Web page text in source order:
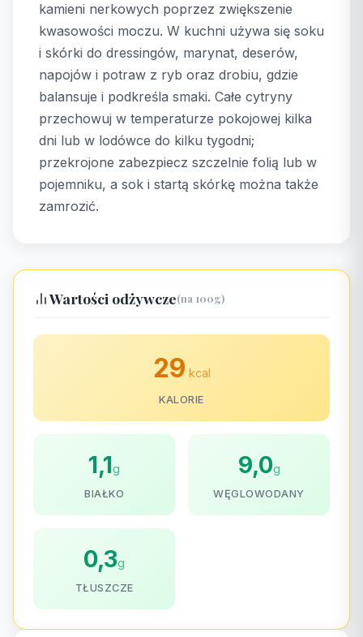
kamieni nerkowych poprzez zwiększenie
kwasowości moczu. W kuchni używa się soku
i skórki do dressingów, marynat, deserów,
napojów i potraw z ryb oraz drobiu, gdzie
balansuje i podkreśla smaki. Całe cytryny
przechowuj w temperaturze pokojowej kilka
dni lub w lodówce do kilku tygodni;
przekrojone zabezpiecz szczelnie folią lub w
pojemniku, a sok i startą skórkę można także
zamrozić.
Wartości odżywcze(na 100g)
29 kcal
KALORIE
1,1g
BIAŁKO
9,0g
WĘGLOWODANY
0,3g
TŁUSZCZE